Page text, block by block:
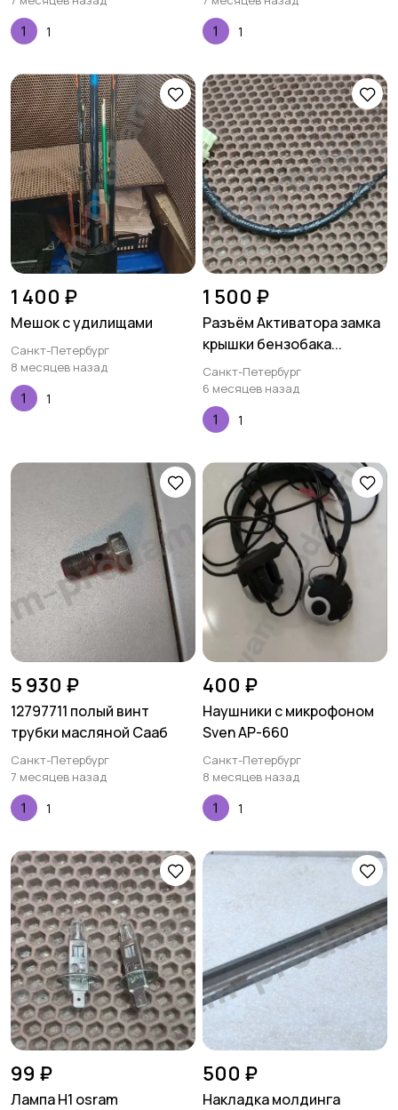
1 1
1 400 ₽
Мешок с удилищами
Санкт-Петербург
8 месяцев назад
1
1 500 ₽
Разъём Активатора замка
крышки бензобака...
Санкт-Петербург
6 месяцев назад
1
5 930 ₽
12797711 полый винт
трубки масляной Сааб
Санкт-Петербург
7 месяцев назад
1
400 ₽
Наушники с микрофоном
Sven AP-660
Санкт-Петербург
8 месяцев назад
1
99 ₽
Лампа Н1 osram
500 ₽
Накладка молдинга